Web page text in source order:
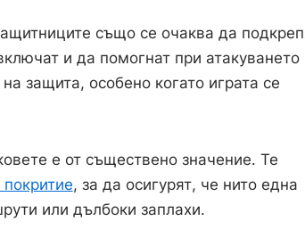
също се очаква да
и да помогнат при атакуването
защита, особено когато играта се
е от съществено значение. Те
покритие, за да осигурят, че нито една
или дълбоки заплахи.